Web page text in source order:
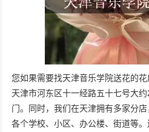
您如果需要找天津音乐学院送花的
天津市河东区十一经路五十七号大
门。同时，我们在天津拥有多家分
各个学校、小区、办公楼、街道等